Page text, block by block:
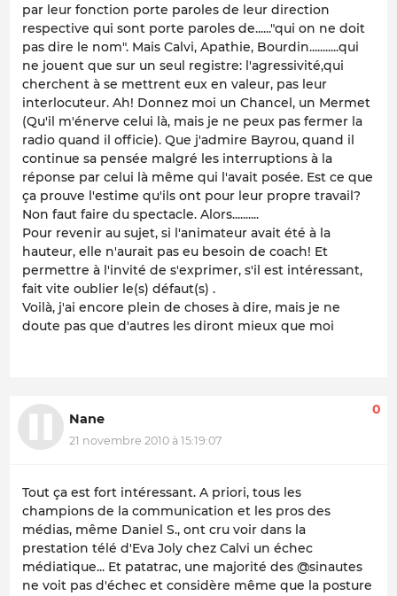
par leur fonction porte paroles de leur direction
respective qui sont porte paroles de......"qui on ne doit
pas dire le nom". Mais Calvi, Apathie, Bourdin...........qui
ne jouent que sur un seul registre: l'agressivité,qui
cherchent à se mettrent eux en valeur, pas leur
interlocuteur. Ah! Donnez moi un Chancel, un Mermet
(Qu'il m'énerve celui là, mais je ne peux pas fermer la
radio quand il officie). Que j'admire Bayrou, quand il
continue sa pensée malgré les interruptions à la
réponse par celui là même qui l'avait posée. Est ce que
ça prouve l'estime qu'ils ont pour leur propre travail?
Non faut faire du spectacle. Alors..........
Pour revenir au sujet, si l'animateur avait été à la
hauteur, elle n'aurait pas eu besoin de coach! Et
permettre à l'invité de s'exprimer, s'il est intéressant,
fait vite oublier le(s) défaut(s) .
Voilà, j'ai encore plein de choses à dire, mais je ne
doute pas que d'autres les diront mieux que moi
Nane
21 novembre 2010 à 15:19:07
0
Tout ça est fort intéressant. A priori, tous les
champions de la communication et les pros des
médias, même Daniel S., ont cru voir dans la
prestation télé d'Eva Joly chez Calvi un échec
médiatique... Et patatrac, une majorité des @sinautes
ne voit pas d'échec et considère même que la posture